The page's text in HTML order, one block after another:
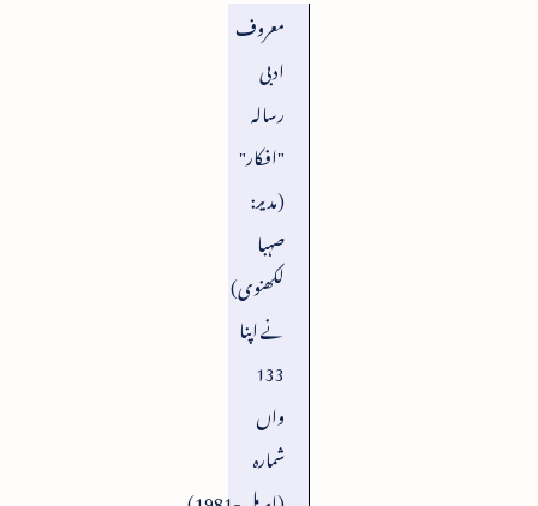
معروف
ادبی
رسالہ
"افکار"
(مدیر:
صہبا
لکھنوی)
نے اپنا
133
واں
شمارہ